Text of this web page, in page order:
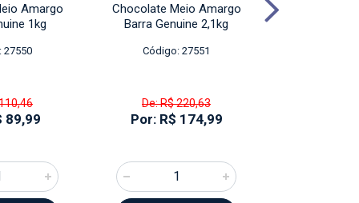
Amargo
1kg
27550
89,99
Chocolate Meio Amargo
Barra Genuine 2,1kg
Código: 27551
De: R$ 220,63
Por: R$ 174,99